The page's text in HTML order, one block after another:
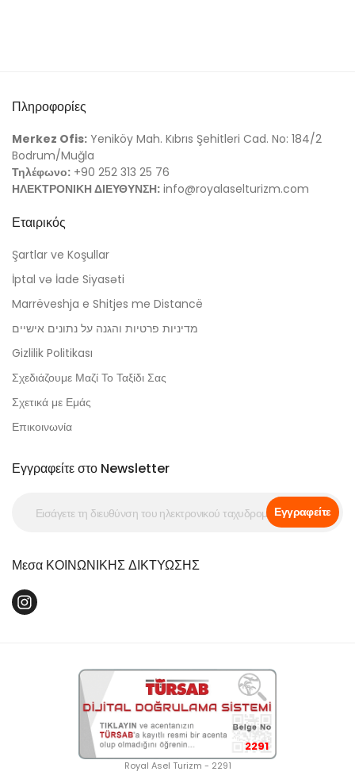
Πληροφορίες
Merkez Ofis: Yeniköy Mah. Kıbrıs Şehitleri Cad. No: 184/2
Bodrum/Muğla
Τηλέφωνο: +90 252 313 25 76
ΗΛΕΚΤΡΟΝΙΚΗ ΔΙΕΥΘΥΝΣΗ: info@royalaselturizm.com
Εταιρικός
Şartlar ve Koşullar
İptal və İade Siyasəti
Marrëveshja e Shitjes me Distancë
מדיניות פרטיות והגנה על נתונים אישיים
Gizlilik Politikası
Σχεδιάζουμε Μαζί Το Ταξίδι Σας
Σχετικά με Εμάς
Επικοινωνία
Εγγραφείτε στο Newsletter
Εγγραφείτε
Μεσα ΚΟΙΝΩΝΙΚΗΣ ΔΙΚΤΥΩΣΗΣ
2291
Royal Asel Turizm - 2291